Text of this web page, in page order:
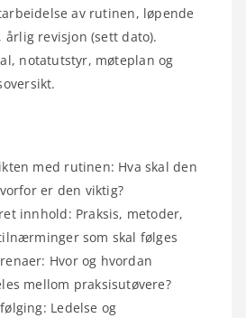
av rutinen, løpende
revisjon (sett dato).
notatutstyr, møteplan og
med rutinen: Hva skal den
er den viktig?
innhold: Praksis, metoder,
som skal følges
Hvor og hvordan
mellom praksisutøvere?
Ledelse og